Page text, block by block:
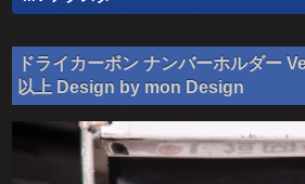
ドライカーボン ナンバーホルダー
以上 Design by mon Design